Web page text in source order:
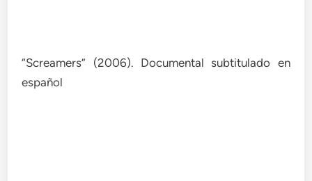
“Screamers” (2006). Documental subtitulado en
español